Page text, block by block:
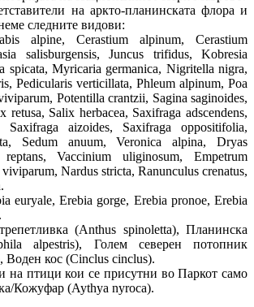
на аркто‐планинската флора и
следните видови:
alpine, Cerastium alpinum, Cerastium
salisburgensis, Juncus trifidus, Kobresia
spicata, Myricaria germanica, Nigritella nigra,
Pedicularis verticillata, Phleum alpinum, Poa
Potentilla crantzii, Sagina saginoides,
retusa, Salix herbacea, Saxifraga adscendens,
Saxifraga aizoides, Saxifraga oppositifolia,
Sedum anuum, Veronica alpina, Dryas
Vaccinium uliginosum, Empetrum
Nardus stricta, Ranunculus crenatus,
euryale, Erebia gorge, Erebia pronoe, Erebia
(Anthus spinoletta), Планинска
alpestris), Голем северен потопник
Воден кос (Cinclus cinclus).
на птици кои се присутни во Паркот само
Кожуфар (Aythya nyroca).